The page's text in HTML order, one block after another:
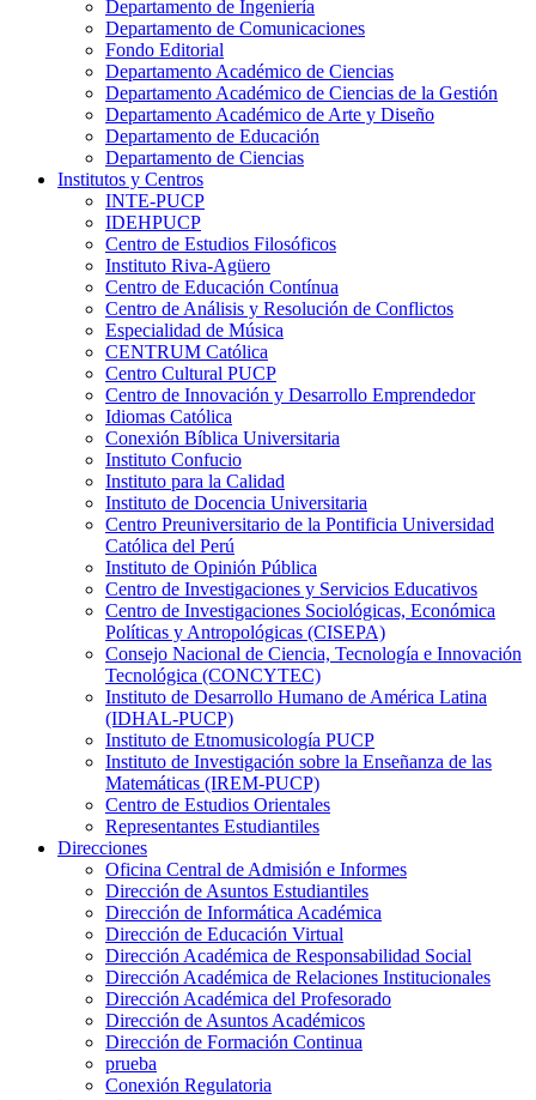
Departamento de Ingeniería
Departamento de Comunicaciones
Fondo Editorial
Departamento Académico de Ciencias
Departamento Académico de Ciencias de la Gestión
Departamento Académico de Arte y Diseño
Departamento de Educación
Departamento de Ciencias
Institutos y Centros
INTE-PUCP
IDEHPUCP
Centro de Estudios Filosóficos
Instituto Riva-Agüero
Centro de Educación Contínua
Centro de Análisis y Resolución de Conflictos
Especialidad de Música
CENTRUM Católica
Centro Cultural PUCP
Centro de Innovación y Desarrollo Emprendedor
Idiomas Católica
Conexión Bíblica Universitaria
Instituto Confucio
Instituto para la Calidad
Instituto de Docencia Universitaria
Centro Preuniversitario de la Pontificia Universidad
Católica del Perú
Instituto de Opinión Pública
Centro de Investigaciones y Servicios Educativos
Centro de Investigaciones Sociológicas, Económica
Políticas y Antropológicas (CISEPA)
Consejo Nacional de Ciencia, Tecnología e Innovación
Tecnológica (CONCYTEC)
Instituto de Desarrollo Humano de América Latina
(IDHAL-PUCP)
Instituto de Etnomusicología PUCP
Instituto de Investigación sobre la Enseñanza de las
Matemáticas (IREM-PUCP)
Centro de Estudios Orientales
Representantes Estudiantiles
Direcciones
Oficina Central de Admisión e Informes
Dirección de Asuntos Estudiantiles
Dirección de Informática Académica
Dirección de Educación Virtual
Dirección Académica de Responsabilidad Social
Dirección Académica de Relaciones Institucionales
Dirección Académica del Profesorado
Dirección de Asuntos Académicos
Dirección de Formación Continua
prueba
Conexión Regulatoria